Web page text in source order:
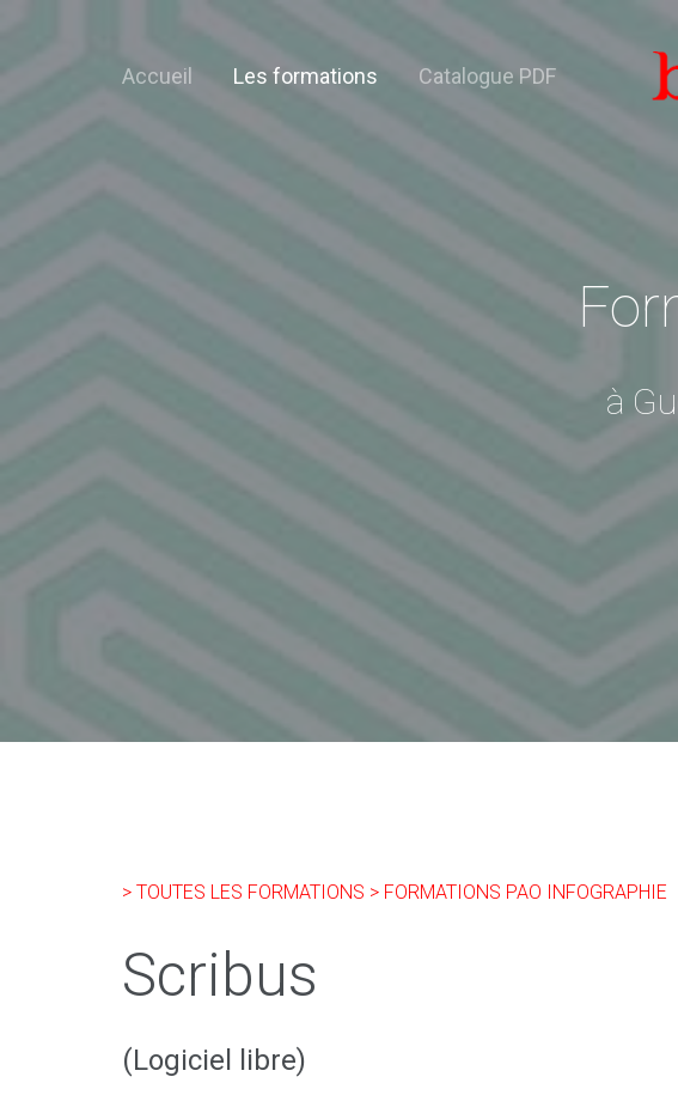
Accueil Les formations Catalogue PDF
à
> TOUTES LES FORMATIONS > FORMATIONS PAO INFOGRAPHIE
Scribus
(Logiciel libre)